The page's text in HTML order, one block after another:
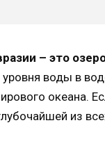
– это
воды в
океана.
из